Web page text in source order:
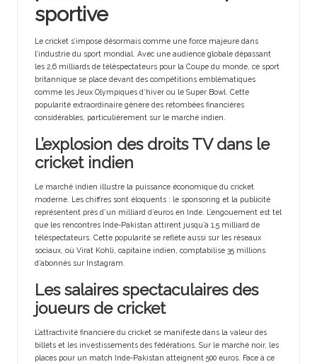
sportive
Le cricket s’impose désormais comme une force majeure dans
l’industrie du sport mondial. Avec une audience globale dépassant
les 2,6 milliards de téléspectateurs pour la Coupe du monde, ce sport
britannique se place devant des compétitions emblématiques
comme les Jeux Olympiques d’hiver ou le Super Bowl. Cette
popularité extraordinaire génère des retombées financières
considérables, particulièrement sur le marché indien.
L’explosion des droits TV dans le
cricket indien
Le marché indien illustre la puissance économique du cricket
moderne. Les chiffres sont éloquents : le sponsoring et la publicité
représentent près d’un milliard d’euros en Inde. L’engouement est tel
que les rencontres Inde-Pakistan attirent jusqu’à 1,5 milliard de
téléspectateurs. Cette popularité se reflète aussi sur les réseaux
sociaux, où Virat Kohli, capitaine indien, comptabilise 35 millions
d’abonnés sur Instagram.
Les salaires spectaculaires des
joueurs de cricket
L’attractivité financière du cricket se manifeste dans la valeur des
billets et les investissements des fédérations. Sur le marché noir, les
places pour un match Inde-Pakistan atteignent 500 euros. Face à ce